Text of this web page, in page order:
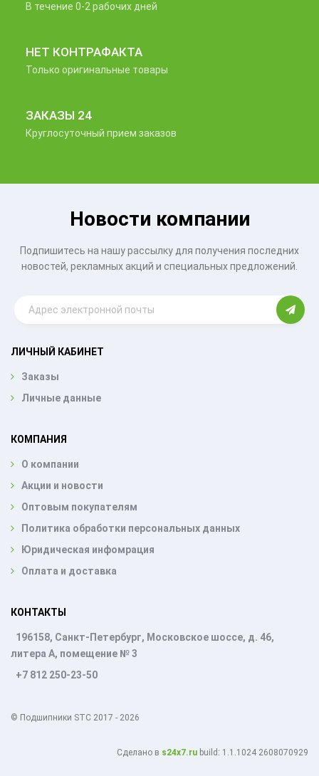
В течение 0-2 рабочих дней
НЕТ КОНТРАФАКТА
Только оригинальные товары
ЗАКАЗЫ 24
Круглосуточный прием заказов
Новости компании
Подпишитесь на нашу рассылку для получения последних
новостей, рекламных акций и специальных предложений.
ЛИЧНЫЙ КАБИНЕТ
Заказы
Личные данные
КОМПАНИЯ
О компании
Акции и новости
Оптовым покупателям
Политика обработки персональных данных
Юридическая инфомрация
Оплата и доставка
КОНТАКТЫ
196158, Санкт-Петербург, Московское шоссе, д. 46,
литера А, помещение № 3
+7 812 250-23-50
© Подшипники STC 2017 - 2026
Cделано в s24x7.ru build: 1.1.1024 2608070929